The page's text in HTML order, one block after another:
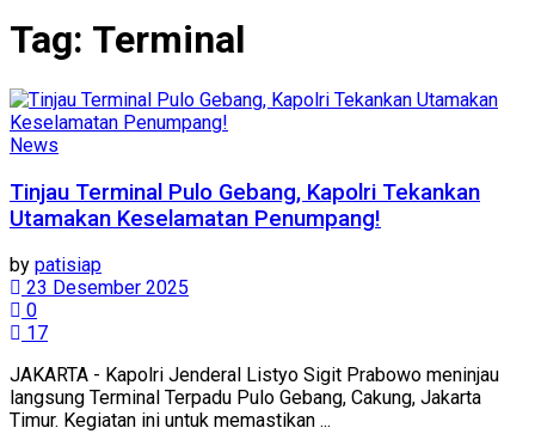
Tag: Terminal
News
Tinjau Terminal Pulo Gebang, Kapolri Tekankan
Utamakan Keselamatan Penumpang!
by patisiap
23 Desember 2025
0
17
JAKARTA - Kapolri Jenderal Listyo Sigit Prabowo meninjau
langsung Terminal Terpadu Pulo Gebang, Cakung, Jakarta
Timur. Kegiatan ini untuk memastikan ...